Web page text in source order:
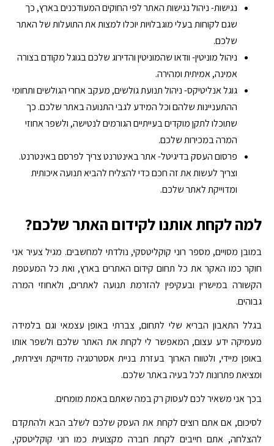
נגישות- ניהול נגישות האתר לפי החוקים המעודכנים בארץ, כך
שגם לקוחות בעלי מוגבלויות יוכלו למצות את התועלות של האתר
שלכם.
ניהול מוניטין- וודאו שהמוניטין והדירוג שלכם בגוגל מקודם בצורה
אמינה, אמיתית ומהירה.
גוגל אנליטיקס- ניהול תנועת גולשים, מעקב אחרי הגולשים ותחומי
ההתעניינות שלהם וכל המידע לגבי התנועה באתר שלכם. כך
שתוכלו לתקן מוקדים בעייתיים הגורמים לנטישה, ולשפר אחוזי
המרה במכירות שלכם.
פרסום העסק בדיגיטל- אתר באינטרנט צריך לפרסם באינטרנט.
וצריך לעשות את זה חכם כדי להצליח להביא תנועה איכותית
ומדוייקת לאתר שלכם.
למה לקחת אותנו לקידום האתר שלכם?
במובן מסויים, מספר רוני קוקליטסקי, נולדתי למחשבים. מגיל צעיר אני
חוקר כמו האקר את כל תחום קידום האתרים בארץ, ואת כל המעטפת
הקשורה במישרין ובעקיפין להזרמת תנועה לאתרים, ולאחוזי המרה
גבוהים.
בגלל התאבון הבריא שלי לתחום, צברתי באופן עצמאי וגם בלמידה
מעמיקה ידע עצום, המאפשר לי לקחת את האתר שלכם ולשפר אותו
באופן מיידי, ולטווח הארוך בעזרת בניית אסטרטגיה מדוייקת ויצירתית,
ומציאת פתרונות לכל בעיה באתר שלכם.
בכך אני משאיר לכם לעסוק רק במה שאתם באמת מומחים.
לסיכום, אם אתם רוצים לקחת את העסק שלכם לשלב הבא ולהתקדם
להצלחה, אתם חייבים לקחת חברה מקצועית כמו רוני קוקליטסקי,